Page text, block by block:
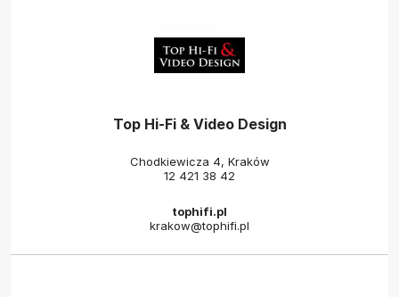
Top Hi-Fi & Video Design
Chodkiewicza 4, Kraków
12 421 38 42
tophifi.pl
krakow@tophifi.pl